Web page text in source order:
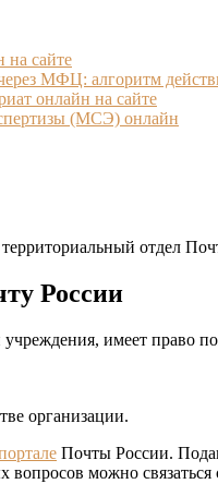
на сайте
МФЦ: алгоритм
онлайн на сайте
(МСЭ) онлайн
отдел
России
имеет право
организации.
Почты России.
можно